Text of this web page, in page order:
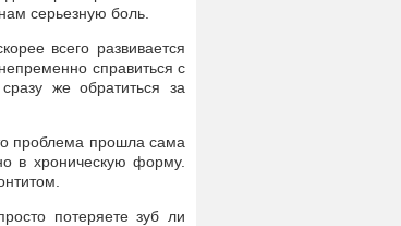
серьезную боль.
всего развивается
справиться с
же обратиться за
проблема прошла сама
в хроническую форму.
потеряете зуб ли